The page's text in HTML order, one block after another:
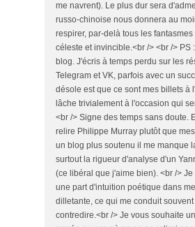
me navrent). Le plus dur sera
russo-chinoise nous donnera au
respirer, par-delà tous les
céleste et invincible.<br /> <br /> PS
blog. J'écris à temps perdu sur les
Telegram et VK, parfois avec un
désole est que ce sont mes billets à
lâche trivialement à l'occasion qui
<br /> Signe des temps sans doute.
relire Philippe Murray plutôt que
un blog plus soutenu il me manque
surtout la rigueur d'analyse d'un
(ce libéral que j'aime bien). <br />
une part d'intuition poétique dans
dilletante, ce qui me conduit
contredire.<br /> Je vous souhaite